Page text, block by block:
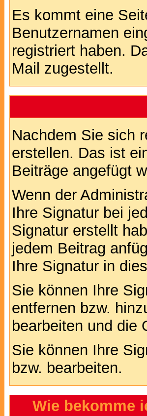
Es kommt eine
Benutzernamen
registriert haben.
Mail zugestellt.
Nachdem Sie sich
erstellen. Das ist
Beiträge angefügt
Wenn der
Ihre Signatur bei
Signatur erstellt
jedem Beitrag
Ihre Signatur in
Sie können Ihre
entfernen bzw.
bearbeiten und die
Sie können Ihre
bzw. bearbeiten.
Wie bekomme